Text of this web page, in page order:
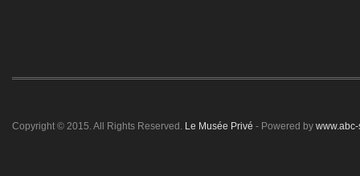
Copyright © 2015. All Rights Reserved. Le Musée Privé - Powered by